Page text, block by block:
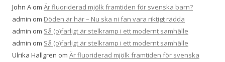
:John A om Är fluoriderad mjölk framtiden för svenska barn?
admin om Döden är här – Nu ska ni fan vara riktigt rädda
admin om Så (o)farligt är stelkramp i ett modernt samhälle
admin om Så (o)farligt är stelkramp i ett modernt samhälle
Ulrika Hallgren om Är fluoriderad mjölk framtiden för svenska